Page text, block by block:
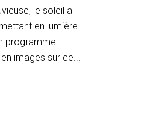
le soleil a
en lumière
programme
images sur ce...